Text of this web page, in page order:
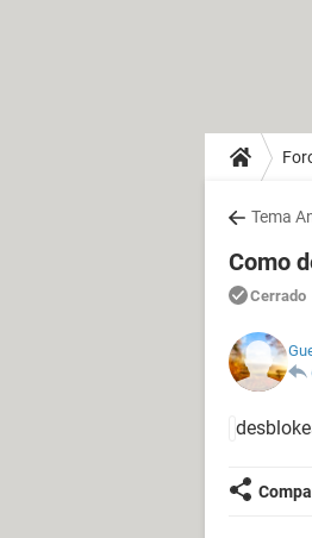
Tema
Como
Cerrado